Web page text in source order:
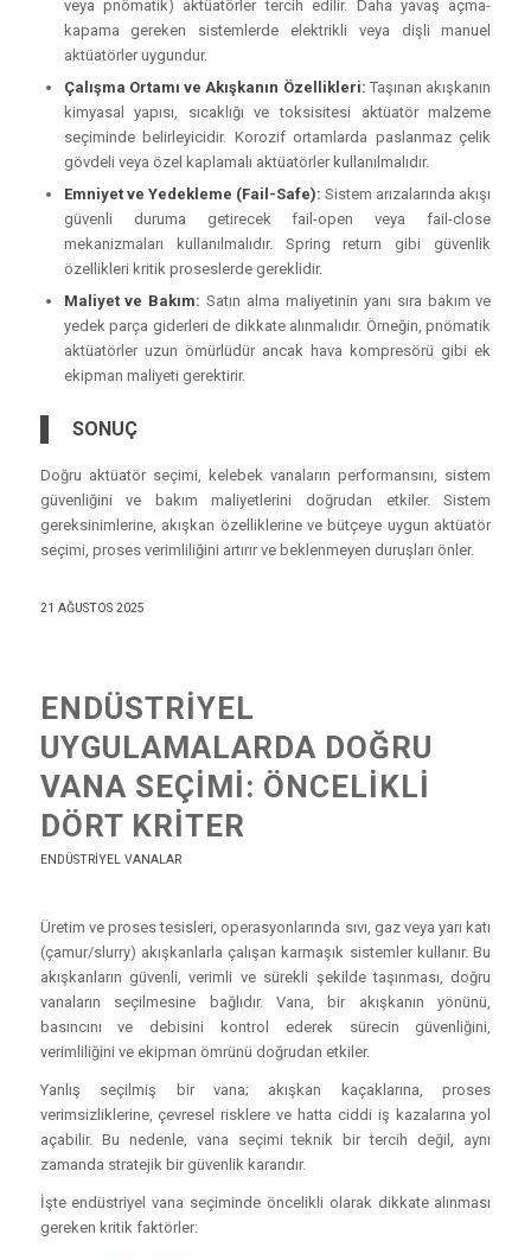
veya pnömatik) aktüatörler tercih edilir. Daha yavaş açma-
kapama gereken sistemlerde elektrikli veya dişli manuel
aktüatörler uygundur.
Çalışma Ortamı ve Akışkanın Özellikleri: Taşınan akışkanın
kimyasal yapısı, sıcaklığı ve toksisitesi aktüatör malzeme
seçiminde belirleyicidir. Korozif ortamlarda paslanmaz çelik
gövdeli veya özel kaplamalı aktüatörler kullanılmalıdır.
Emniyet ve Yedekleme (Fail-Safe): Sistem arızalarında akışı
güvenli duruma getirecek fail-open veya fail-close
mekanizmaları kullanılmalıdır. Spring return gibi güvenlik
özellikleri kritik proseslerde gereklidir.
Maliyet ve Bakım: Satın alma maliyetinin yanı sıra bakım ve
yedek parça giderleri de dikkate alınmalıdır. Örneğin, pnömatik
aktüatörler uzun ömürlüdür ancak hava kompresörü gibi ek
ekipman maliyeti gerektirir.
SONUÇ
Doğru aktüatör seçimi, kelebek vanaların performansını, sistem
güvenliğini ve bakım maliyetlerini doğrudan etkiler. Sistem
gereksinimlerine, akışkan özelliklerine ve bütçeye uygun aktüatör
seçimi, proses verimliliğini artırır ve beklenmeyen duruşları önler.
21 AĞUSTOS 2025
ENDÜSTRIYEL
UYGULAMALARDA DOĞRU
VANA SEÇIMI: ÖNCELIKLI
DÖRT KRITER
ENDÜSTRIYEL VANALAR
Üretim ve proses tesisleri, operasyonlarında sıvı, gaz veya yarı katı
(çamur/slurry) akışkanlarla çalışan karmaşık sistemler kullanır. Bu
akışkanların güvenli, verimli ve sürekli şekilde taşınması, doğru
vanaların seçilmesine bağlıdır. Vana, bir akışkanın yönünü,
basıncını ve debisini kontrol ederek sürecin güvenliğini,
verimliliğini ve ekipman ömrünü doğrudan etkiler.
Yanlış seçilmiş bir vana; akışkan kaçaklarına, proses
verimsizliklerine, çevresel risklere ve hatta ciddi iş kazalarına yol
açabilir. Bu nedenle, vana seçimi teknik bir tercih değil, aynı
zamanda stratejik bir güvenlik kararıdır.
İşte endüstriyel vana seçiminde öncelikli olarak dikkate alınması
gereken kritik faktörler: